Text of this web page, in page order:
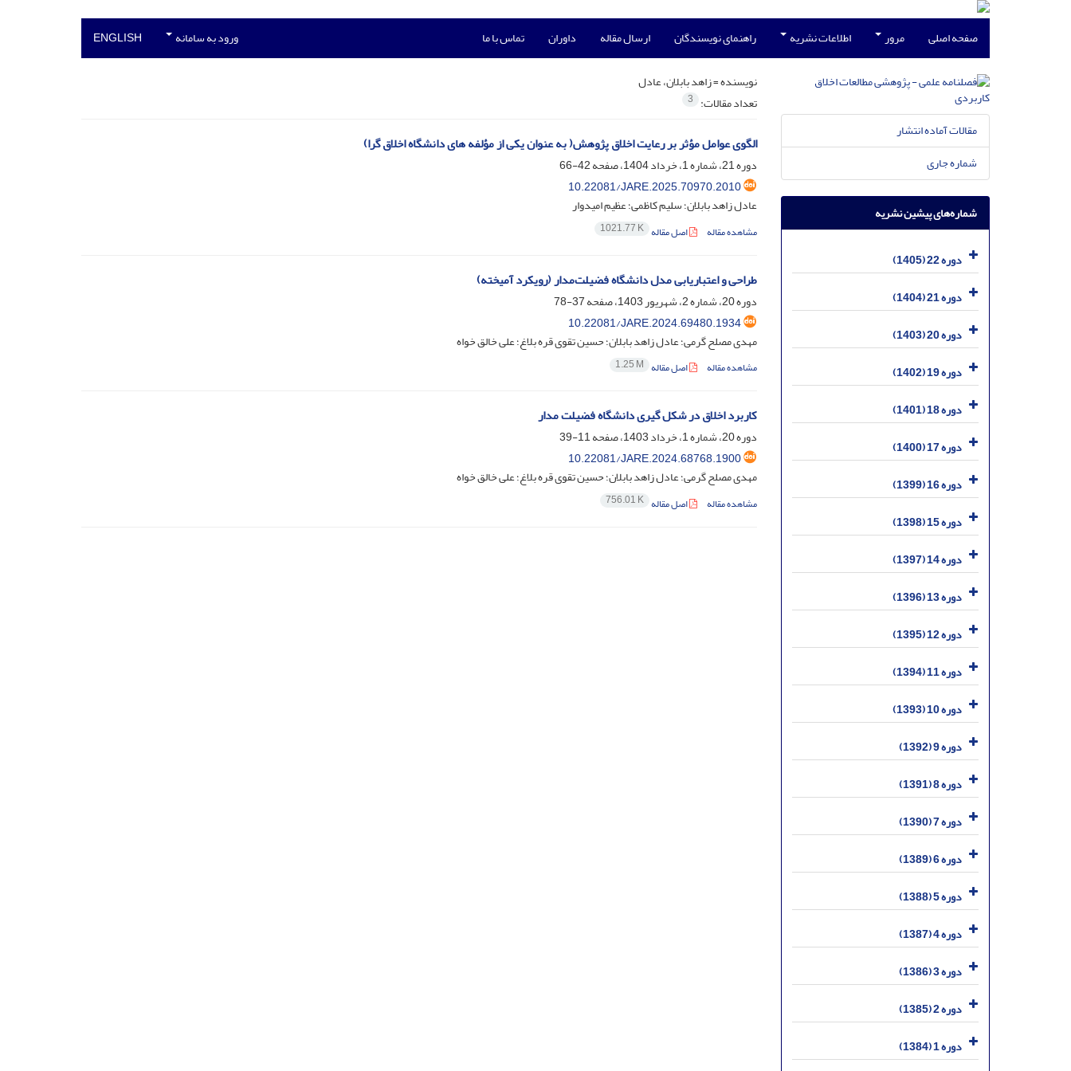
صفحه اصلی مرور اطلاعات نشریه راهنمای نویسندگان ارسال مقاله داوران تماس با ما ورود به سامانه ENGLISH
نویسنده =زاهد بابلان، عادل
تعداد مقالات: 3
الگوی عوامل مؤثر بر رعایت اخلاق پژوهش( به عنوان یکی از مؤلفه های دانشگاه اخلاق گرا)
دوره 21، شماره 1، خرداد 1404، صفحه
42-66
10.22081/JARE.2025.70970.2010
عادل زاهد بابلان؛ سلیم کاظمی؛ عظیم امیدوار
مشاهده مقاله اصل مقاله 1021.77 K
طراحی و اعتباریابی مدل دانشگاه‌ فضیلت‌مدار (رویکرد آمیخته)
دوره 20، شماره 2، شهریور 1403، صفحه
37-78
10.22081/JARE.2024.69480.1934
مهدی مصلح گرمی؛ عادل زاهد بابلان؛ حسین تقوی قره بلاغ؛ علی خالق خواه
مشاهده مقاله اصل مقاله 1.25 M
کاربرد اخلاق در شکل گیری دانشگاه فضیلت مدار
دوره 20، شماره 1، خرداد 1403، صفحه
11-39
10.22081/JARE.2024.68768.1900
مهدی مصلح گرمی؛ عادل زاهد بابلان؛ حسین تقوی قره بلاغ؛ علی خالق خواه
مشاهده مقاله اصل مقاله 756.01 K
مقالات آماده انتشار
شماره جاری
شماره‌های پیشین نشریه
دوره 22 (1405)
دوره 21 (1404)
دوره 20 (1403)
دوره 19 (1402)
دوره 18 (1401)
دوره 17 (1400)
دوره 16 (1399)
دوره 15 (1398)
دوره 14 (1397)
دوره 13 (1396)
دوره 12 (1395)
دوره 11 (1394)
دوره 10 (1393)
دوره 9 (1392)
دوره 8 (1391)
دوره 7 (1390)
دوره 6 (1389)
دوره 5 (1388)
دوره 4 (1387)
دوره 3 (1386)
دوره 2 (1385)
دوره 1 (1384)